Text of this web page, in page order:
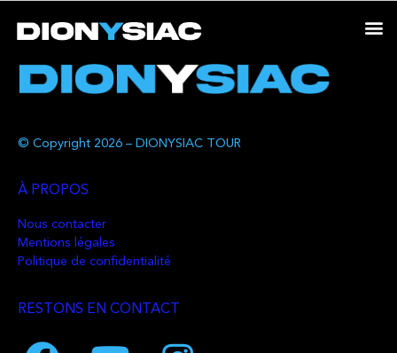
© Copyright 2026 – DIONYSIAC TOUR
À PROPOS
Nous contacter
Mentions légales
Politique de confidentialité
RESTONS EN CONTACT